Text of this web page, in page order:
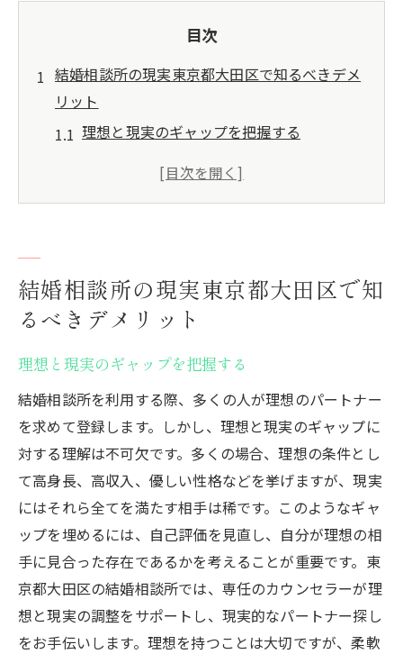
目次
結婚相談所の現実東京都大田区で知るべきデメ
リット
理想と現実のギャップを把握する
東京都大田区での結婚相談所の選択肢の限
する
利用者の実体験から学ぶ
東京都大田区で結婚相談所を利用する際の注意
点
サービス契約前に確認すべきこと
相談所の評判や口コミの重要性
自分に合った相談所を見極める方法
東京都大田区での相談所特有のルール
相談所スタッフとの信頼関係の構築
結婚相談所の利用規約を慎重に読む
費用が気になる？結婚相談所の経済的デメリッ
ト
結婚相談所の現実東京都大田区で知
るべきデメリット
理想と現実のギャップを把握する
結婚相談所を利用する際、多くの人が理想のパートナー
を求めて登録します。しかし、理想と現実のギャップに
対する理解は不可欠です。多くの場合、理想の条件とし
て高身長、高収入、優しい性格などを挙げますが、現実
にはそれら全てを満たす相手は稀です。このようなギャ
ップを埋めるには、自己評価を見直し、自分が理想の相
手に見合った存在であるかを考えることが重要です。東
京都大田区の結婚相談所では、専任のカウンセラーが理
想と現実の調整をサポートし、現実的なパートナー探し
をお手伝いします。理想を持つことは大切ですが、柔軟